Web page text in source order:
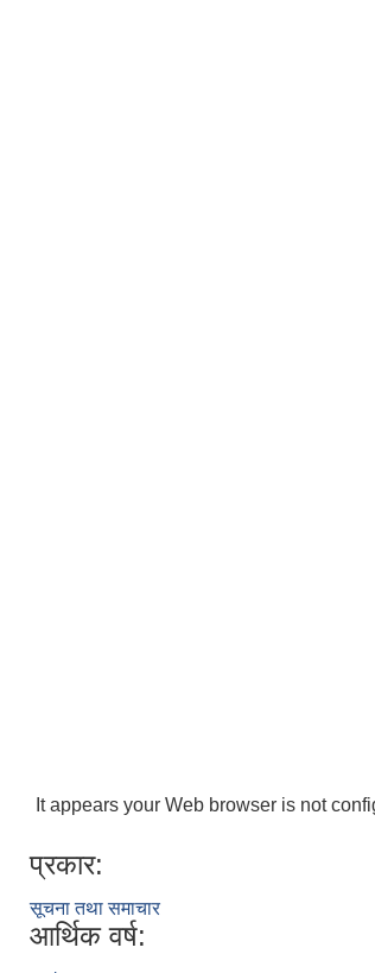
It appears your Web browser is not
प्रकार:
सूचना तथा समाचार
आर्थिक वर्ष: